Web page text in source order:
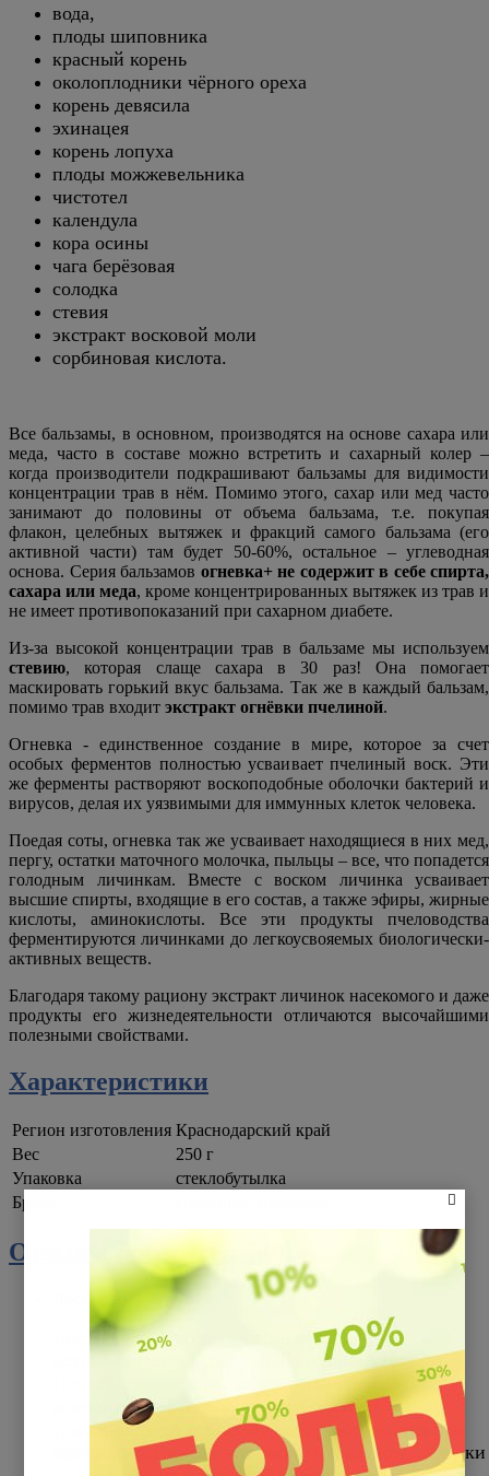
вода,
плоды шиповника
красный корень
околоплодники чёрного ореха
корень девясила
эхинацея
корень лопуха
плоды можжевельника
чистотел
календула
кора осины
чага берёзовая
солодка
стевия
экстракт восковой моли
сорбиновая кислота.
Все бальзамы, в основном, производятся на основе сахара или
меда, часто в составе можно встретить и сахарный колер –
когда производители подкрашивают бальзамы для видимости
концентрации трав в нём. Помимо этого, сахар или мед часто
занимают до половины от объема бальзама, т.е. покупая
флакон, целебных вытяжек и фракций самого бальзама (его
активной части) там будет 50-60%, остальное – углеводная
основа. Серия бальзамов огневка+ не содержит в себе спирта,
сахара или меда, кроме концентрированных вытяжек из трав и
не имеет противопоказаний при сахарном диабете.
Из-за высокой концентрации трав в бальзаме мы используем
стевию, которая слаще сахара в 30 раз! Она помогает
маскировать горький вкус бальзама. Так же в каждый бальзам,
помимо трав входит экстракт огнёвки пчелиной.
Огневка - единственное создание в мире, которое за счет
особых ферментов полностью усваивает пчелиный воск. Эти
же ферменты растворяют воскоподобные оболочки бактерий и
вирусов, делая их уязвимыми для иммунных клеток человека.
Поедая соты, огневка так же усваивает находящиеся в них мед,
пергу, остатки маточного молочка, пыльцы – все, что попадется
голодным личинкам. Вместе с воском личинка усваивает
высшие спирты, входящие в его состав, а также эфиры, жирные
кислоты, аминокислоты. Все эти продукты пчеловодства
ферментируются личинками до легкоусвояемых биологически-
активных веществ.
Благодаря такому рациону экстракт личинок насекомого и даже
продукты его жизнедеятельности отличаются высочайшими
полезными свойствами.
Характеристики
Регион изготовления Краснодарский край
Вес
250 г
Упаковка
стеклобутылка
Бренд
Отзывы посетителей(
Доставка
Доставкапо России
и странам СНГ
осуществляется курьерской службой СДЭК,
Почтой России или любыми транспортными
компаниями. Срок доставки зависит от
удаленности от г. Краснодар и отображается при
оформлении заказа в корзине. Стоимость доставки